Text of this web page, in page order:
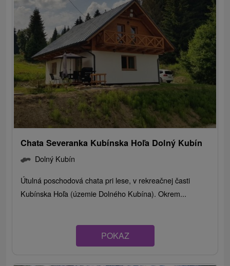
Chata Severanka Kubínska Hoľa Dolný Kubín
Dolný Kubín
Útulná poschodová chata pri lese, v rekreačnej časti
Kubínska Hoľa (územie Dolného Kubína). Okrem...
POKAZ